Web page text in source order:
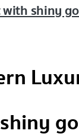
shiny